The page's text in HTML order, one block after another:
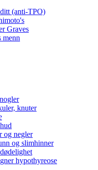
(anti-TPO)
Graves
menn
knuter
og negler
og slimhinner
hypothyreose